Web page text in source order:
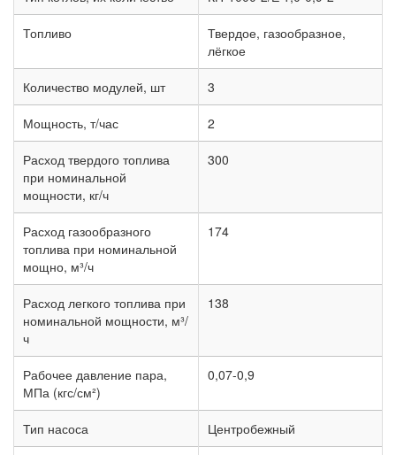
Топливо
Твердое, газообразное,
лёгкое
Количество модулей, шт 3
Мощность, т/час 2
Расход твердого топлива
при номинальной
мощности, кг/ч
300
Расход газообразного
топлива при номинальной
мощно, м³/ч
174
Расход легкого топлива при
номинальной мощности, м³/
ч
138
Рабочее давление пара,
МПа (кгс/см²)
0,07-0,9
Тип насоса Центробежный